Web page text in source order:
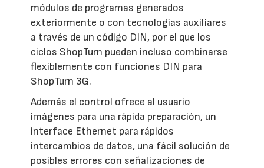
módulos de programas generados
exteriormente o con tecnologías auxiliares
a través de un código DIN, por el que los
ciclos ShopTurn pueden incluso combinarse
flexiblemente con funciones DIN para
ShopTurn 3G.
Además el control ofrece al usuario
imágenes para una rápida preparación, un
interface Ethernet para rápidos
intercambios de datos, una fácil solución de
posibles errores con señalizaciones de